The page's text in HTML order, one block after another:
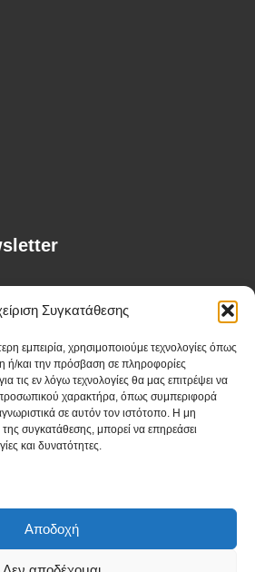
Συγκατάθεσης
εμπειρία, χρησιμοποιούμε τεχνολογίες όπως
ή/και την πρόσβαση σε πληροφορίες
τις εν λόγω τεχνολογίες θα μας επιτρέψει να
χαρακτήρα, όπως συμπεριφορά
σε αυτόν τον ιστότοπο. Η μη
συγκατάθεσης, μπορεί να επηρεάσει
και δυνατότητες.
Αποδοχή
to the terms & conditions